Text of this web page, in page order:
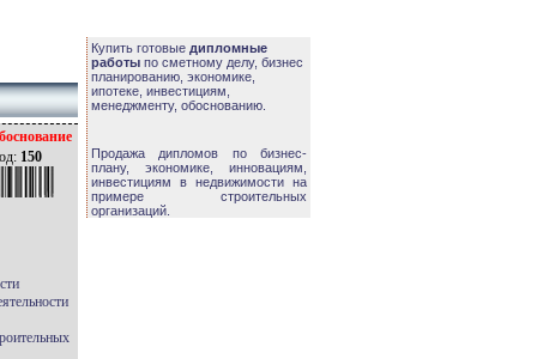
150
Купить готовые дипломные
работы по сметному делу, бизнес
планированию, экономике,
ипотеке, инвестициям,
менеджменту, обоснованию.
Продажа дипломов по бизнес-
плану, экономике, инновациям,
инвестициям в недвижимости на
примере строительных
организаций.